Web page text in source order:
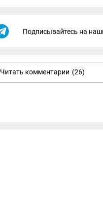
Подписывайтесь на
Читать комментарии (26)